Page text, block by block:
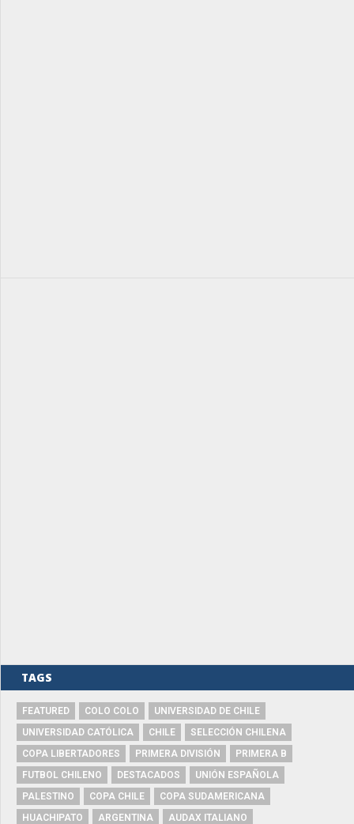
TAGS
FEATURED COLO COLO
UNIVERSIDAD DE CHILE
UNIVERSIDAD CATÓLICA
CHILE
SELECCIÓN CHILENA
COPA LIBERTADORES
PRIMERA DIVISIÓN
PRIMERA B
FUTBOL CHILENO
DESTACADOS
UNIÓN ESPAÑOLA
PALESTINO
COPA CHILE
COPA SUDAMERICANA
HUACHIPATO
ARGENTINA
AUDAX ITALIANO